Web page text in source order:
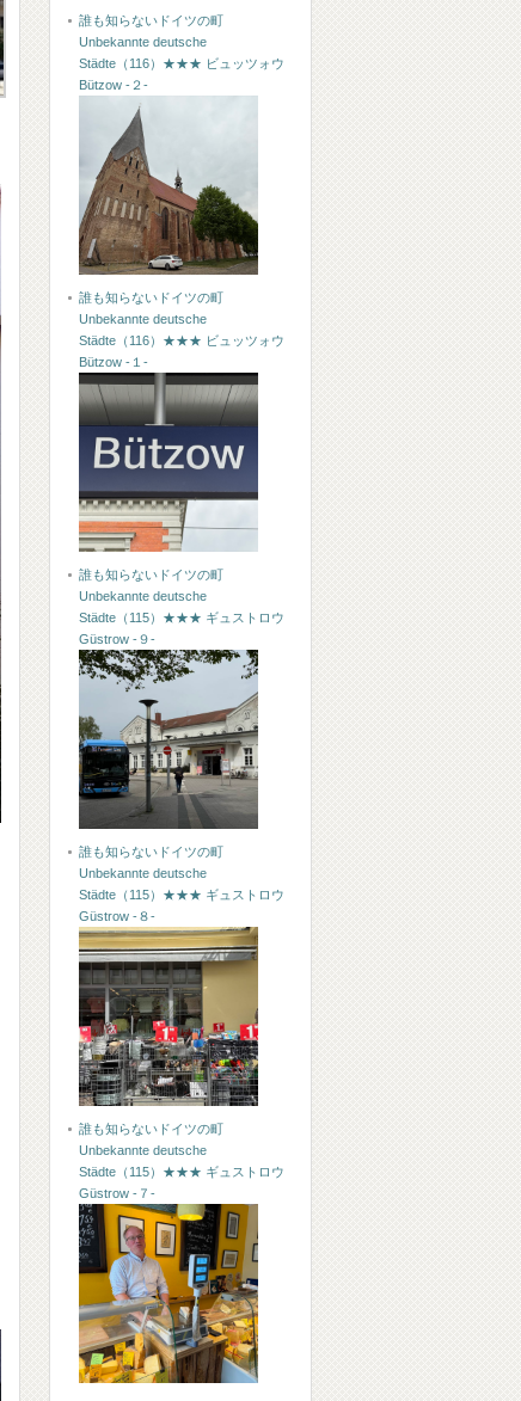
誰も知らないドイツの町
Unbekannte deutsche
Städte（116）★★★ ビュッツォウ
Bützow -２-
誰も知らないドイツの町
Unbekannte deutsche
Städte（116）★★★ ビュッツォウ
Bützow -１-
誰も知らないドイツの町
Unbekannte deutsche
Städte（115）★★★ ギュストロウ
Güstrow -９-
誰も知らないドイツの町
Unbekannte deutsche
Städte（115）★★★ ギュストロウ
Güstrow -８-
誰も知らないドイツの町
Unbekannte deutsche
Städte（115）★★★ ギュストロウ
Güstrow -７-